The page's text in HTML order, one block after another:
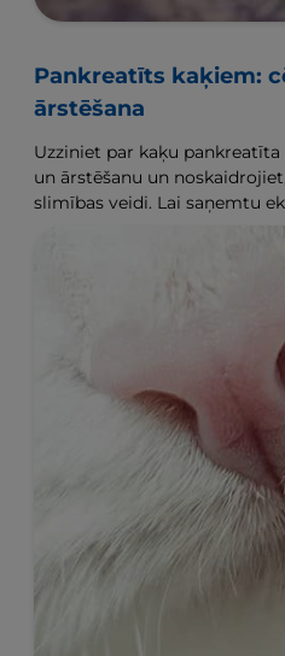
Pankreatīts kaķiem:
ārstēšana
Uzziniet par kaķu
un ārstēšanu un
slimības veidi. Lai saņemtu